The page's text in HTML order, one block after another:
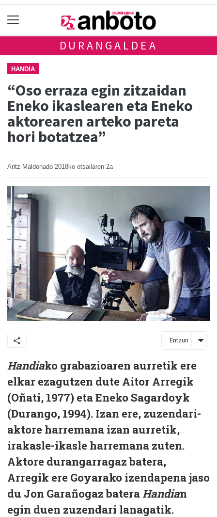
DURANGALDEA
HANDIA
“Oso erraza egin zitzaidan
Eneko ikaslearen eta Eneko
aktorearen arteko pareta
hori botatzea”
Aritz Maldonado 2018ko otsailaren 2a
Entzun
Handiako grabazioaren aurretik ere
elkar ezagutzen dute Aitor Arregik
(Oñati, 1977) eta Eneko Sagardoyk
(Durango, 1994). Izan ere, zuzendari-
aktore harremana izan aurretik,
irakasle-ikasle harremana zuten.
Aktore durangarragaz batera,
Arregik ere Goyarako izendapena jaso
du Jon Garañogaz batera Handian
egin duen zuzendari lanagatik.